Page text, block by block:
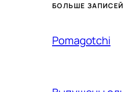
БОЛЬШЕ ЗАПИСЕЙ
Pomagotchi